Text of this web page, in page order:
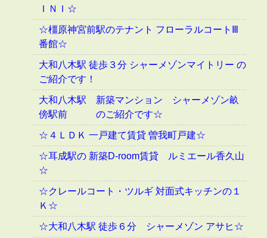
ＩＮＩ☆
☆橿原神宮前駅のテナント フローラルコートⅢ
番館☆
大和八木駅 徒歩３分 シャーメゾンマイトリー の
ご紹介です！
大和八木駅 新築マンション シャーメゾン畝
傍駅前 のご紹介です☆
☆４ＬＤＫ 一戸建て賃貸 曽我町戸建☆
☆耳成駅の 新築D-room賃貸 ルミエール香久山
☆
☆クレールコート・ツルギ 対面式キッチンの１
Ｋ☆
☆大和八木駅 徒歩６分 シャーメゾン アサヒ☆